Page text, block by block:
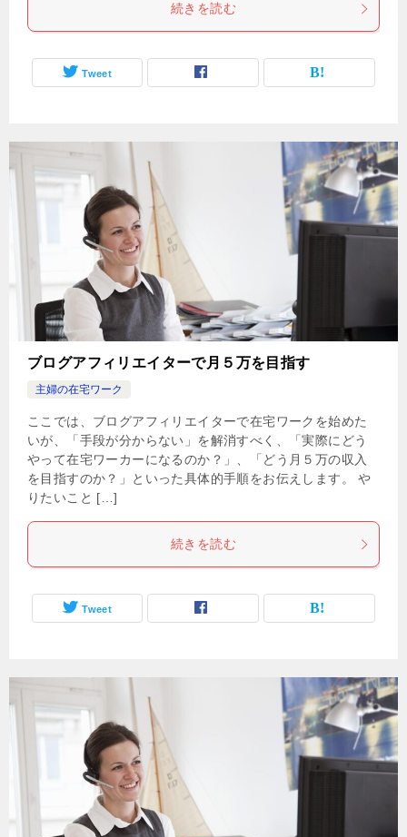
続きを読む
Tweet
ブログアフィリエイターで月５万を目指す
主婦の在宅ワーク
ここでは、ブログアフィリエイターで在宅ワークを始めた
いが、「手段が分からない」を解消すべく、「実際にどう
やって在宅ワーカーになるのか？」、「どう月５万の収入
を目指すのか？」といった具体的手順をお伝えします。 や
りたいこと […]
続きを読む
Tweet